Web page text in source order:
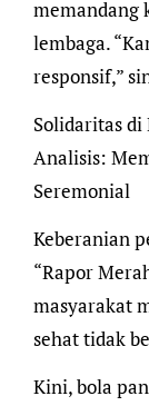
memandang
lembaga.
responsif,”
Solidaritas di
​Analisis:
Seremonial
​Keberanian
“Rapor
masyarakat
sehat tidak
​Kini, bola